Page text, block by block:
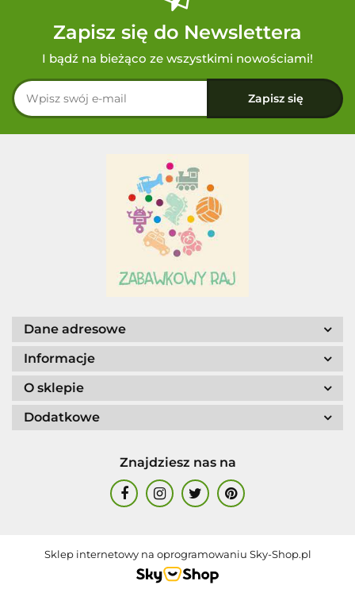
Zapisz się do Newslettera
I bądź na bieżąco ze wszystkimi nowościami!
Dane adresowe
Informacje
O sklepie
Dodatkowe
Znajdziesz nas na
Sklep internetowy na oprogramowaniu Sky-Shop.pl